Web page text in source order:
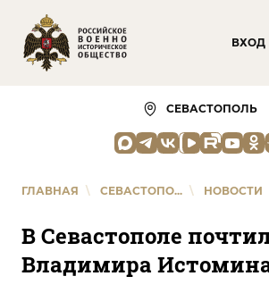
ВХОД
СЕВАСТОПОЛЬ
ГЛАВНАЯ \ СЕВАСТОПО... \ НОВОСТИ
В Севастополе
Владимира